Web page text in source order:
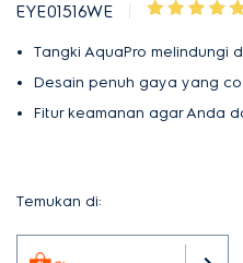
EYE01516WE
Tangki AquaPro melindungi
Desain penuh gaya yang
Fitur keamanan agar Anda
Temukan di: